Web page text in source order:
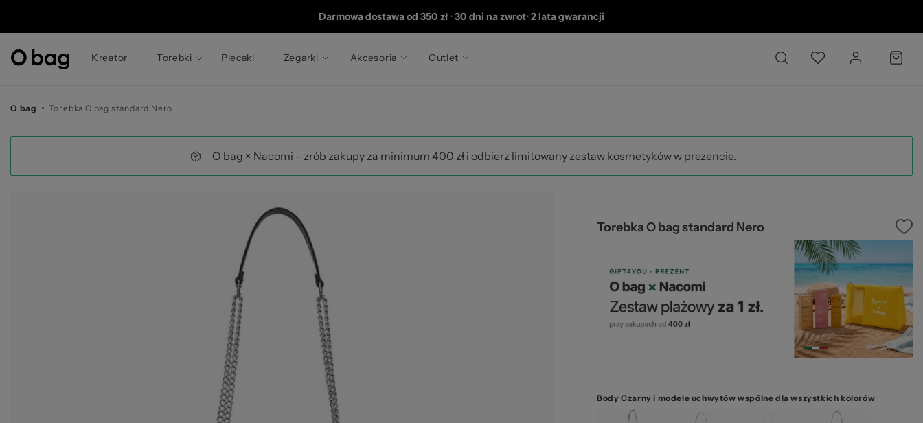
© 2026
Darmowa dostawa od 350 zł •30 dni na zwrot•2 lata gwarancji
Kreator Torebki Plecaki Zegarki Akcesoria Outlet
O bag Torebka O bag standard Nero
O bag × Nacomi – zrób zakupy za minimum 400 zł i odbierz limitowany zestaw kosmetyków w prezencie.
Torebka O bag standard Nero
Body Czarny i modele uchwytów wspólne dla wszystkich kolorów